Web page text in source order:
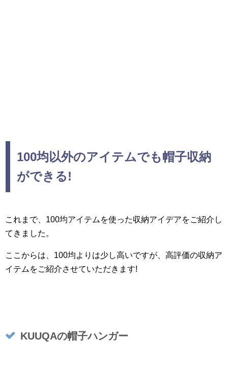
100均以外のアイテムでも帽子収納
ができる!
これまで、100均アイテムを使った収納アイデアをご紹介し
てきました。
ここからは、100均よりは少し高いですが、高評価の収納ア
イテムをご紹介させていただきます!
KUUQAの帽子ハンガー